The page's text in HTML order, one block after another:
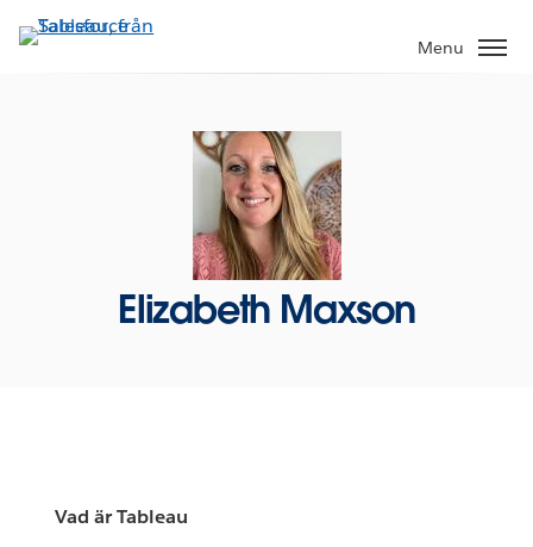
vidare
Menu
Elizabeth Maxson
Vad är Tableau